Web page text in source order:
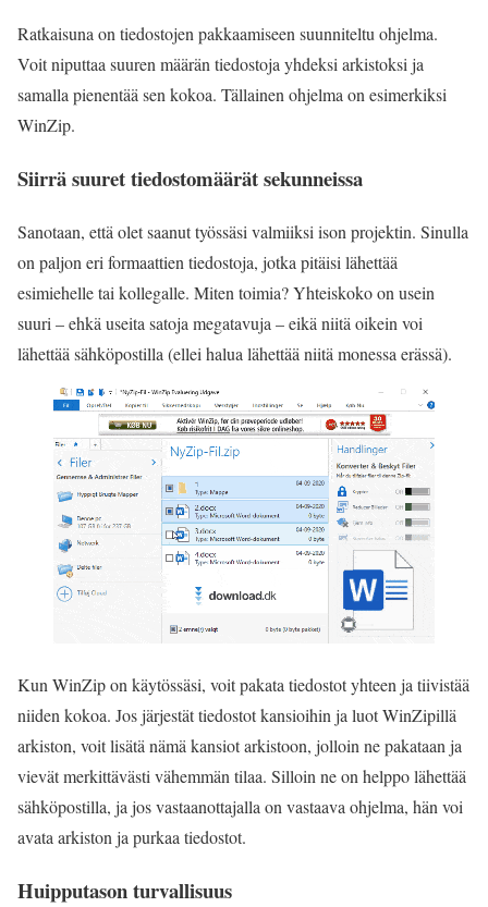
Ratkaisuna on tiedostojen pakkaamiseen suunniteltu ohjelma.
Voit niputtaa suuren määrän tiedostoja yhdeksi arkistoksi ja
samalla pienentää sen kokoa. Tällainen ohjelma on esimerkiksi
WinZip.
Siirrä suuret tiedostomäärät sekunneissa
Sanotaan, että olet saanut työssäsi valmiiksi ison projektin. Sinulla
on paljon eri formaattien tiedostoja, jotka pitäisi lähettää
esimiehelle tai kollegalle. Miten toimia? Yhteiskoko on usein
suuri – ehkä useita satoja megatavuja – eikä niitä oikein voi
lähettää sähköpostilla (ellei halua lähettää niitä monessa erässä).
Kun WinZip on käytössäsi, voit pakata tiedostot yhteen ja tiivistää
niiden kokoa. Jos järjestät tiedostot kansioihin ja luot WinZipillä
arkiston, voit lisätä nämä kansiot arkistoon, jolloin ne pakataan ja
vievät merkittävästi vähemmän tilaa. Silloin ne on helppo lähettää
sähköpostilla, ja jos vastaanottajalla on vastaava ohjelma, hän voi
avata arkiston ja purkaa tiedostot.
Huipputason turvallisuus